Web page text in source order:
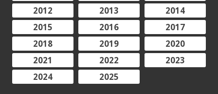
2012
2013
2014
2015
2016
2017
2018
2019
2020
2021
2022
2023
2024
2025